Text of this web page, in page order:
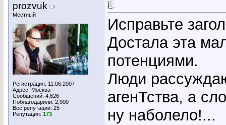
prozvuk
Местный
Регистрация: 11.06.2007
Адрес: Москва
Сообщений: 4,626
Поблагодарили: 2,900
Вес репутации: 25
Репутация: 173
Исправьте
Достала эта
потенциями.
Люди
агенТства, а
ну наболело!...